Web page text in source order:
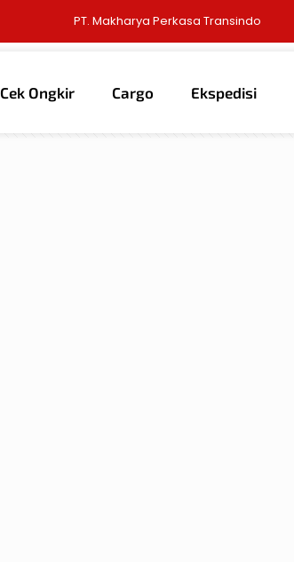
PT. Makharya Perkasa Transindo
Cek Ongkir Cargo Ekspedisi